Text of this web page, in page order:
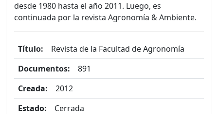
desde 1980 hasta el año 2011. Luego, es
continuada por la revista Agronomía & Ambiente.
Título:
Revista de la Facultad de Agronomía
Documentos:
891
Creada:
2012
Estado:
Cerrada